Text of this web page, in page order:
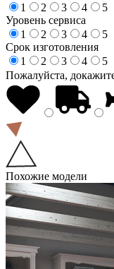
1
2 3 4
5
Уровень сервиса
1
2 3 4
5
Срок изготовления
1
2 3 4
5
Пожалуйста,
Похожие модели